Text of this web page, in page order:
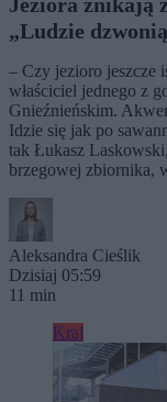
„Ludzie
– Czy jezioro jeszcze
właściciel jednego z
Gnieźnieńskim.
Idzie się jak po
tak Łukasz
brzegowej zbiornika,
Aleksandra Cieślik
Dzisiaj 05:59
11 min
Kraj